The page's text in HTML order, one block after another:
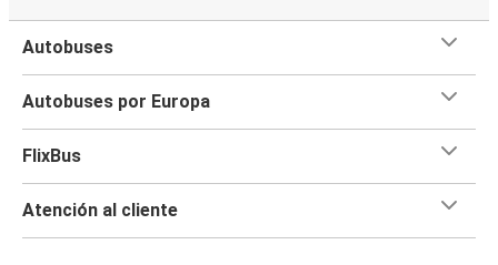
Autobuses
Autobuses por Europa
FlixBus
Atención al cliente